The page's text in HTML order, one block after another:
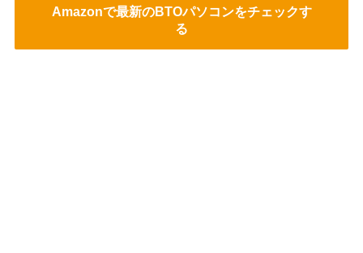
Amazonで最新のBTOパソコンをチェックす
る